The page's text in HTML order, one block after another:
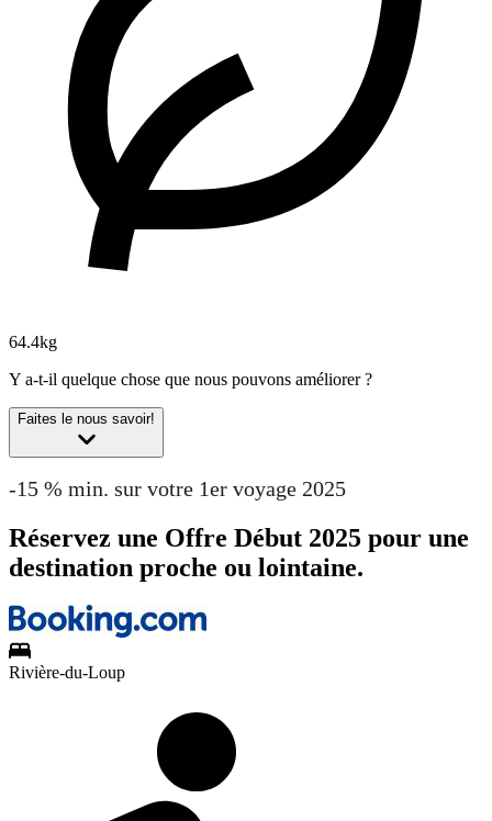
64.4kg
Y a-t-il quelque chose que nous pouvons améliorer ?
Faites le nous savoir!
-15 % min. sur votre 1er voyage 2025
Réservez une Offre Début 2025 pour une
destination proche ou lointaine.
Rivière-du-Loup